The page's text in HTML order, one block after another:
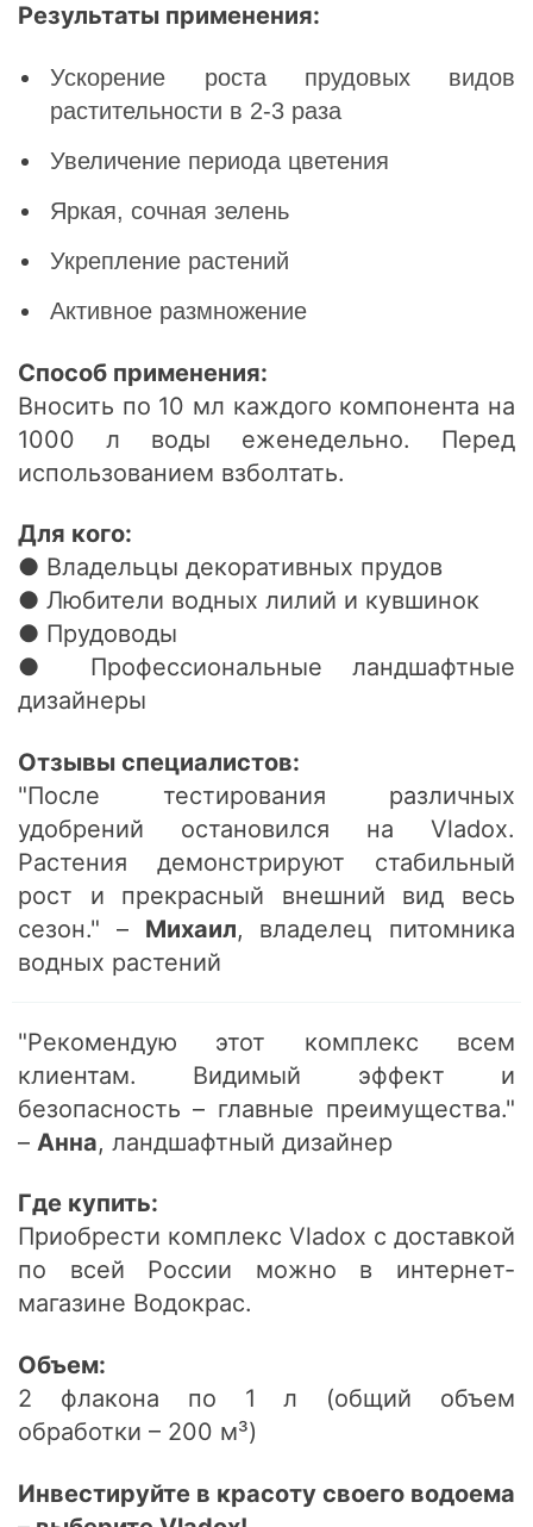
Результаты применения:
Ускорение роста прудовых видов
растительности в 2-3 раза
Увеличение периода цветения
Яркая, сочная зелень
Укрепление растений
Активное размножение
Способ применения:
Вносить по 10 мл каждого компонента на
1000 л воды еженедельно. Перед
использованием взболтать.
Для кого:
● Владельцы декоративных прудов
● Любители водных лилий и кувшинок
● Прудоводы
● Профессиональные ландшафтные
дизайнеры
Отзывы специалистов:
"После тестирования различных
удобрений остановился на Vladox.
Растения демонстрируют стабильный
рост и прекрасный внешний вид весь
сезон." – Михаил, владелец питомника
водных растений
"Рекомендую этот комплекс всем
клиентам. Видимый эффект и
безопасность – главные преимущества."
– Анна, ландшафтный дизайнер
Где купить:
Приобрести комплекс Vladox с доставкой
по всей России можно в интернет-
магазине Водокрас.
Объем:
2 флакона по 1 л (общий объем
обработки – 200 м³)
Инвестируйте в красоту своего водоема